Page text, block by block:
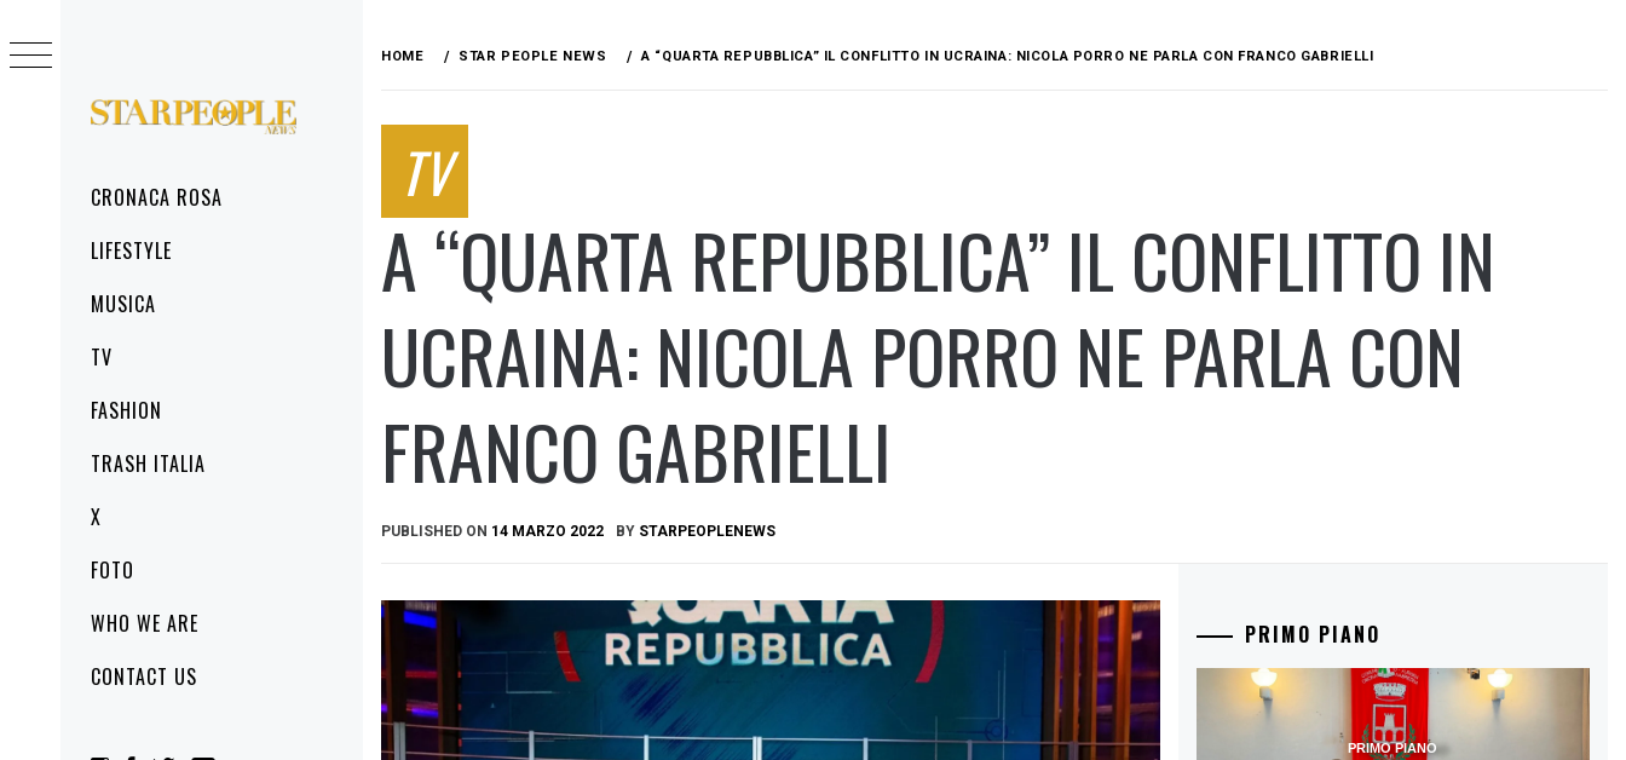
STARPEOPLENEWS
MenuCRONACA ROSA
LIFESTYLE
MUSICA
TV
FASHION
TRASH ITALIA
X
FOTO
WHO WE ARE
CONTACT US
to
content
HOME STAR PEOPLE NEWS A “QUARTA REPUBBLICA” IL CONFLITTO IN UCRAINA: NICOLA PORRO NE PARLA CON FRANCO GABRIELLI
TV
A “QUARTA REPUBBLICA” IL CONFLITTO IN
UCRAINA: NICOLA PORRO NE PARLA CON
FRANCO GABRIELLI
PUBLISHED ON 14 MARZO 2022 BY STARPEOPLENEWS
PRIMO PIANO
PRIMO PIANO